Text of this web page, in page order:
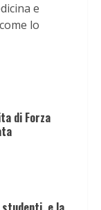
e
lo
di Forza